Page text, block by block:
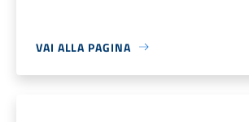
VAI ALLA PAGINA